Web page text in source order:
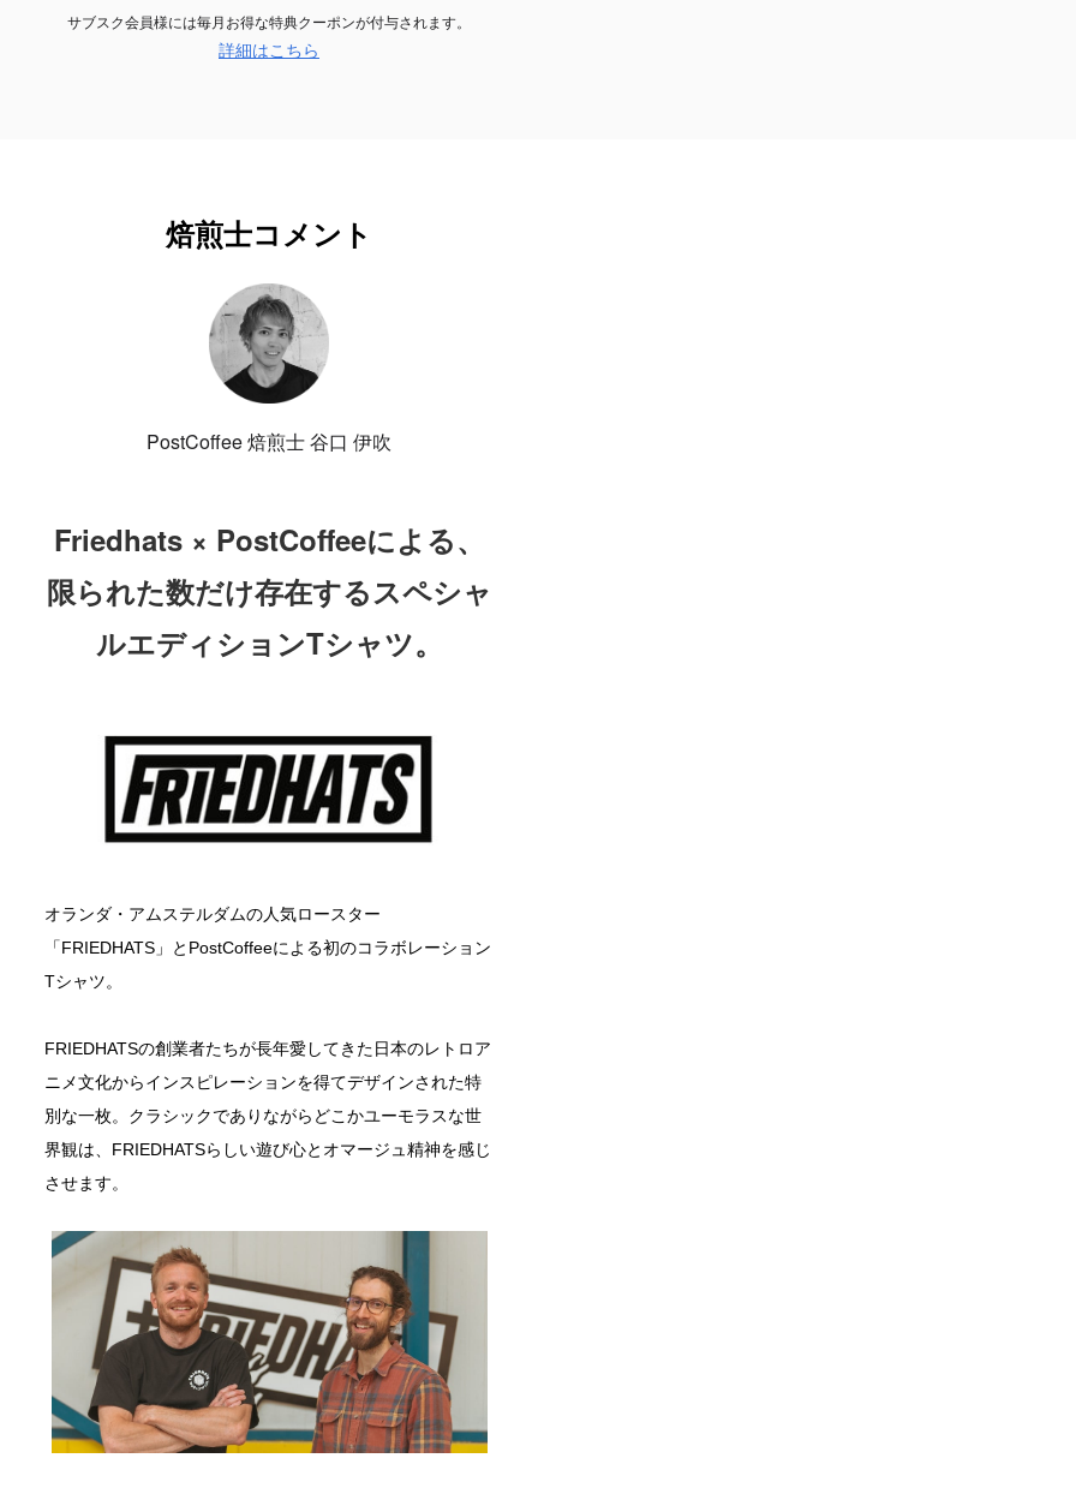
サブスク会員様には毎月お得な特典クーポンが付与されます。
詳細はこちら
焙煎士コメント
PostCoffee 焙煎士 谷口 伊吹
Friedhats × PostCoffeeによる、
限られた数だけ存在するスペシャ
ルエディションTシャツ。
オランダ・アムステルダムの人気ロースター
「FRIEDHATS」とPostCoffeeによる初のコラボレーション
Tシャツ。
FRIEDHATSの創業者たちが長年愛してきた日本のレトロア
ニメ文化からインスピレーションを得てデザインされた特
別な一枚。クラシックでありながらどこかユーモラスな世
界観は、FRIEDHATSらしい遊び心とオマージュ精神を感じ
させます。